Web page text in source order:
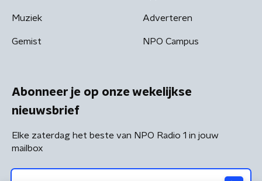
Muziek
Gemist
Adverteren
NPO Campus
Abonneer je op onze wekelijkse
nieuwsbrief
Elke zaterdag het beste van NPO Radio 1 in jouw
mailbox